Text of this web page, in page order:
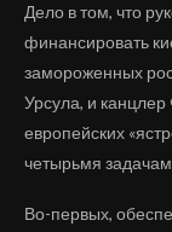
Дело в том, что
финансировать
замороженных
Урсула, и
европейских
четырьмя
Во-первых,